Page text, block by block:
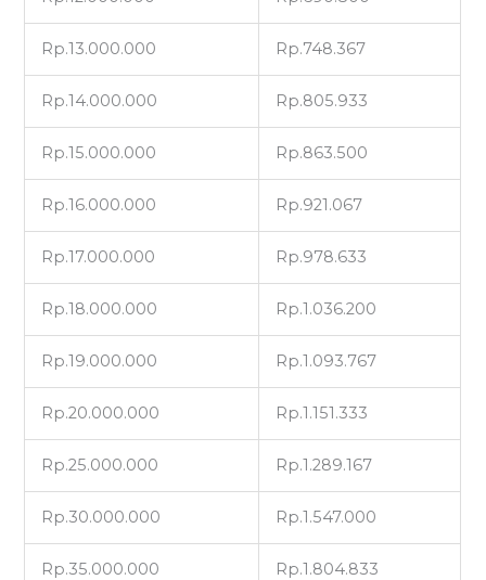
Rp.13.000.000 Rp.748.367
Rp.14.000.000 Rp.805.933
Rp.15.000.000 Rp.863.500
Rp.16.000.000 Rp.921.067
Rp.17.000.000 Rp.978.633
Rp.18.000.000 Rp.1.036.200
Rp.19.000.000 Rp.1.093.767
Rp.20.000.000 Rp.1.151.333
Rp.25.000.000 Rp.1.289.167
Rp.30.000.000 Rp.1.547.000
Rp.35.000.000 Rp.1.804.833